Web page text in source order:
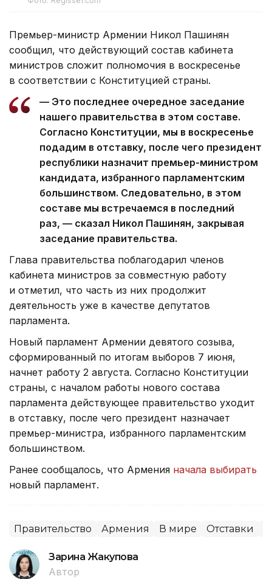
Премьер-министр Армении Никол Пашинян
сообщил, что действующий состав кабинета
министров сложит полномочия в воскресенье
в соответствии с Конституцией страны.
— Это последнее очередное заседание
нашего правительства в этом составе.
Согласно Конституции, мы в воскресенье
подадим в отставку, после чего президент
республики назначит премьер-министром
кандидата, избранного парламентским
большинством. Следовательно, в этом
составе мы встречаемся в последний
раз, — сказал Никол Пашинян, закрывая
заседание правительства.
Глава правительства поблагодарил членов
кабинета министров за совместную работу
и отметил, что часть из них продолжит
деятельность уже в качестве депутатов
парламента.
Новый парламент Армении девятого созыва,
сформированный по итогам выборов 7 июня,
начнет работу 2 августа. Согласно Конституции
страны, с началом работы нового состава
парламента действующее правительство уходит
в отставку, после чего президент назначает
премьер-министра, избранного парламентским
большинством.
Ранее сообщалось, что Армения начала выбирать
новый парламент.
Правительство Армения В мире Отставки
Зарина Жакупова
Автор